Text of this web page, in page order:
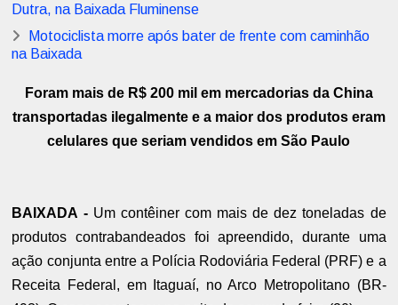
Dutra, na Baixada Fluminense
Motociclista morre após bater de frente com caminhão
na Baixada
Foram mais de R$ 200 mil em mercadorias da China
transportadas ilegalmente e a maior dos produtos eram
celulares que seriam vendidos em São Paulo
BAIXADA - Um contêiner com mais de dez toneladas de
produtos contrabandeados foi apreendido, durante uma
ação conjunta entre a Polícia Rodoviária Federal (PRF) e a
Receita Federal, em Itaguaí, no Arco Metropolitano (BR-